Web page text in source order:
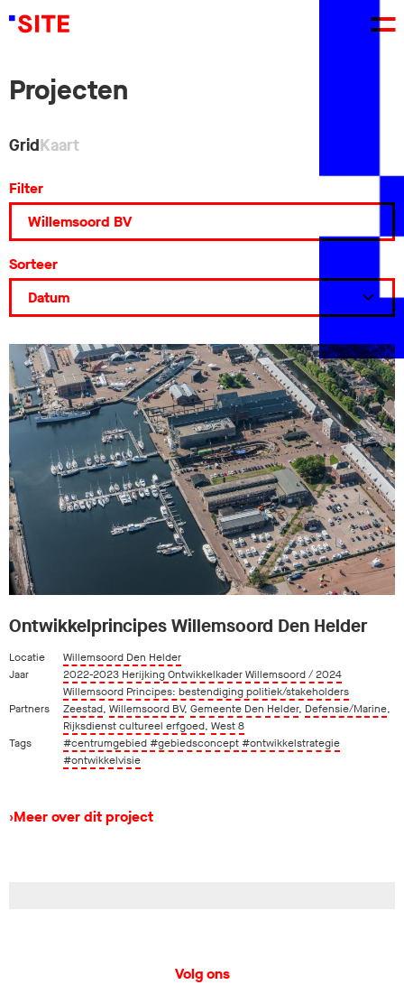
Projecten
GridKaart
Filter
Sorteer
Ontwikkelprincipes Willemsoord Den Helder
Locatie
Willemsoord Den Helder
Jaar
2022-2023 Herijking Ontwikkelkader Willemsoord / 2024
Willemsoord Principes: bestendiging politiek/stakeholders
Partners
Zeestad, Willemsoord BV, Gemeente Den Helder, Defensie/Marine,
Rijksdienst cultureel erfgoed, West 8
Tags
#centrumgebied#gebiedsconcept#ontwikkelstrategie
#ontwikkelvisie
›Meer over dit project
Volg ons